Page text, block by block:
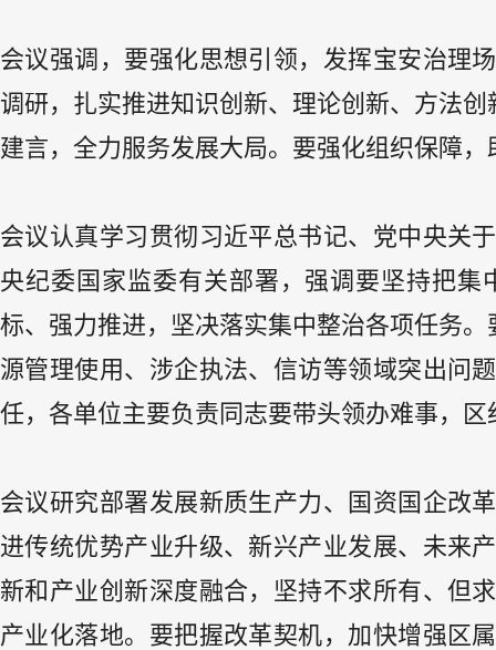
会议强调，要强化思想引领，发挥宝安治理
调研，扎实推进知识创新、理论创新、方法
建言，全力服务发展大局。要强化组织保障
会议认真学习贯彻习近平总书记、党中央关
央纪委国家监委有关部署，强调要坚持把
标、强力推进，坚决落实集中整治各项任务
源管理使用、涉企执法、信访等领域突出问
任，各单位主要负责同志要带头领办难事，
会议研究部署发展新质生产力、国资国企改
进传统优势产业升级、新兴产业发展、未来
新和产业创新深度融合，坚持不求所有、但
产业化落地。要把握改革契机，加快增强区